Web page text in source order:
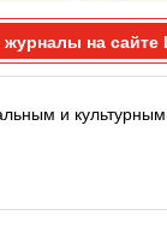
журналы на
и